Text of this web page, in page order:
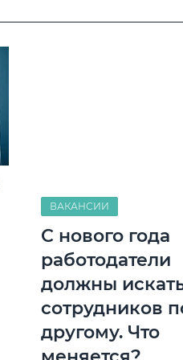
ВАКАНСИИ
С нового года
работодатели
должны
сотрудников
другому. Что